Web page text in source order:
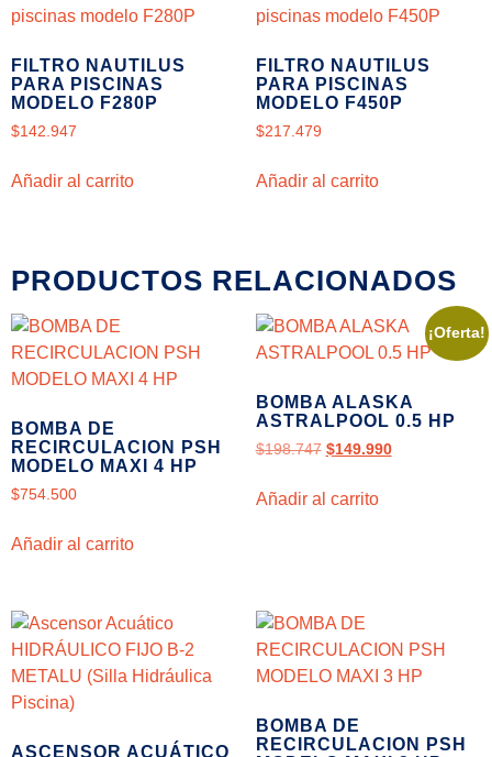
FILTRO NAUTILUS
PARA PISCINAS
MODELO F280P
$142.947
Añadir al carrito
FILTRO NAUTILUS
PARA PISCINAS
MODELO F450P
$217.479
Añadir al carrito
PRODUCTOS RELACIONADOS
BOMBA DE
RECIRCULACION PSH
MODELO MAXI 4 HP
$754.500
Añadir al carrito
¡Oferta!
BOMBA ALASKA
ASTRALPOOL 0.5 HP
$198.747 $149.990
Añadir al carrito
ASCENSOR ACUÁTICO
BOMBA DE
RECIRCULACION PSH